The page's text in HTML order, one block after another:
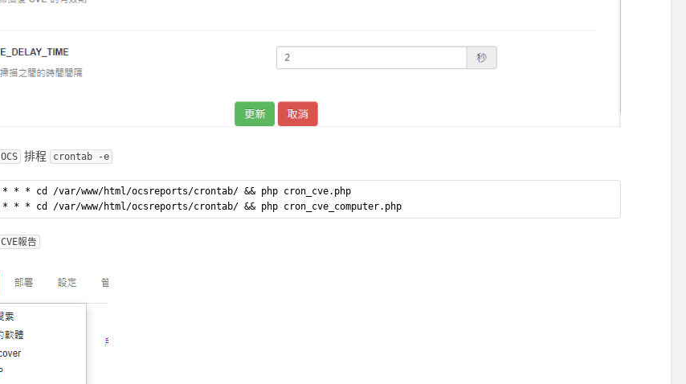
OCS 排程 crontab -e
* * * cd /var/www/html/ocsreports/crontab/ && php cron_cve.php
* * * cd /var/www/html/ocsreports/crontab/ && php cron_cve_computer.php
CVE報告